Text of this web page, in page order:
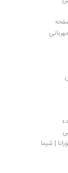
یادداشتی بر واقعی چیست؟ پرونده ناپدید‌شدن مایورانا | شیما